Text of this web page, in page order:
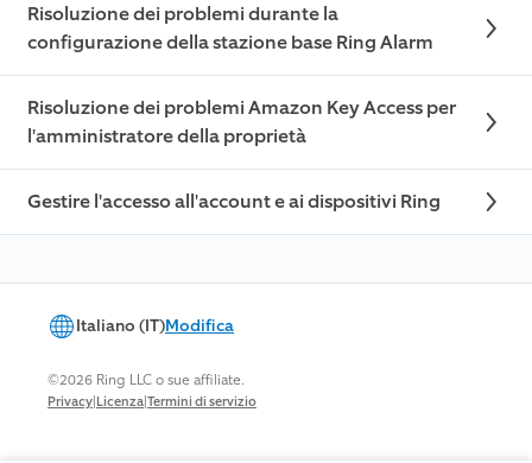
Risoluzione dei problemi durante la
configurazione della stazione base Ring Alarm
Risoluzione dei problemi Amazon Key Access per
l'amministratore della proprietà
Gestire l'accesso all'account e ai dispositivi Ring
Italiano (IT)Modifica
©2026 Ring LLC o sue affiliate.
Privacy|Licenza|Termini di servizio